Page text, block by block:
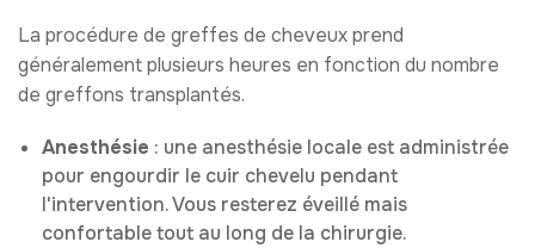
La procédure de greffes de cheveux prend
généralement plusieurs heures en fonction du nombre
de greffons transplantés.
Anesthésie : une anesthésie locale est administrée
pour engourdir le cuir chevelu pendant
l'intervention. Vous resterez éveillé mais
confortable tout au long de la chirurgie.